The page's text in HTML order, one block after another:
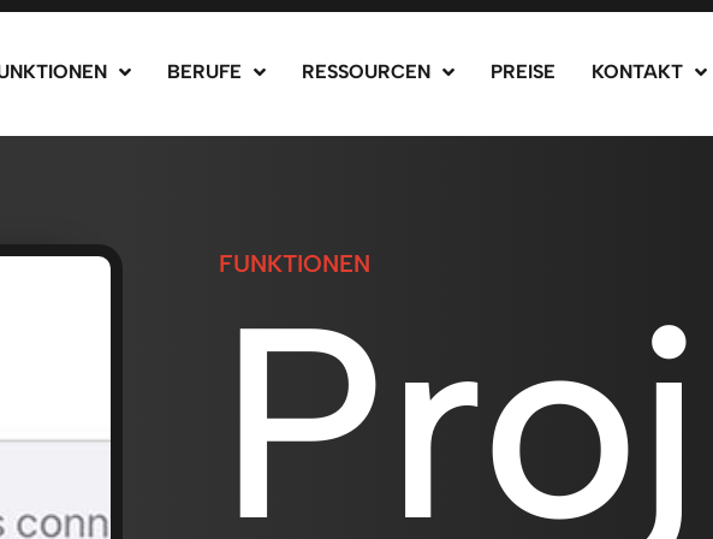
BERUFE RESSOURCEN PREISE KONTAKT
FUNKTIONEN